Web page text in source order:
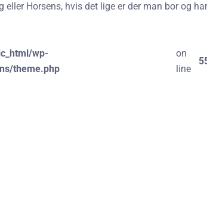
Horsens, hvis det lige er der man bor og
wp-
theme.php
on
line